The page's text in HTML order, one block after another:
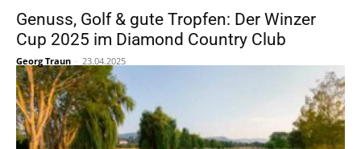
Genuss, Golf & gute Tropfen: Der Winzer
Cup 2025 im Diamond Country Club
Georg Traun - 23.04.2025